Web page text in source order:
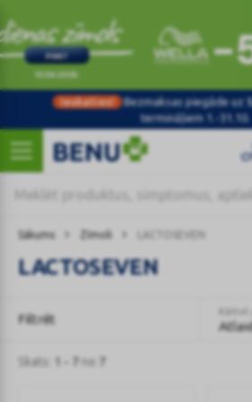
Ieskaties! Bezmaksas piegāde uz
termināļiem 1.-31.10.
Sākums Zīmoli LACTOSEVEN
LACTOSEVEN
Filtrēt Kārtot
Skats: no